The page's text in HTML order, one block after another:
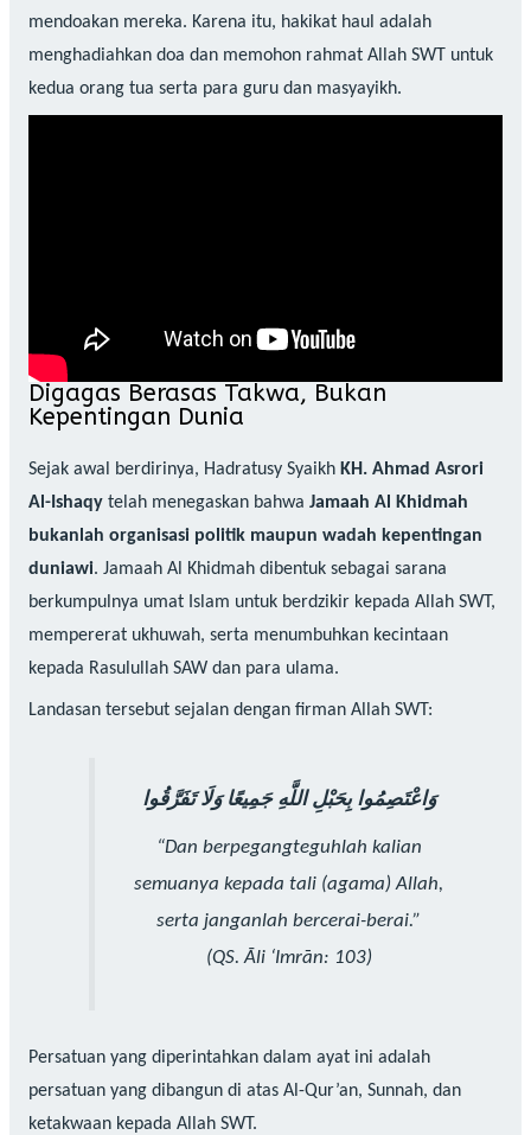
mendoakan mereka. Karena itu, hakikat haul adalah
menghadiahkan doa dan memohon rahmat Allah SWT untuk
kedua orang tua serta para guru dan masyayikh.
Digagas Berasas Takwa, Bukan
Kepentingan Dunia
Sejak awal berdirinya, Hadratusy Syaikh KH. Ahmad Asrori
Al-Ishaqytelah menegaskan bahwa Jamaah Al Khidmah
bukanlah organisasi politik maupun wadah kepentingan
duniawi. Jamaah Al Khidmah dibentuk sebagai sarana
berkumpulnya umat Islam untuk berdzikir kepada Allah SWT,
mempererat ukhuwah, serta menumbuhkan kecintaan
kepada Rasulullah SAW dan para ulama.
Landasan tersebut sejalan dengan firman Allah SWT:
وَاعْتَصِمُوا بِحَبْلِ اللَّهِ جَمِيعًا وَلَا تَفَرَّقُوا
“Dan berpegangteguhlah kalian
semuanya kepada tali (agama) Allah,
serta janganlah bercerai-berai.”
(QS. Āli ‘Imrān: 103)
Persatuan yang diperintahkan dalam ayat ini adalah
persatuan yang dibangun di atas Al-Qur’an, Sunnah, dan
ketakwaan kepada Allah SWT.